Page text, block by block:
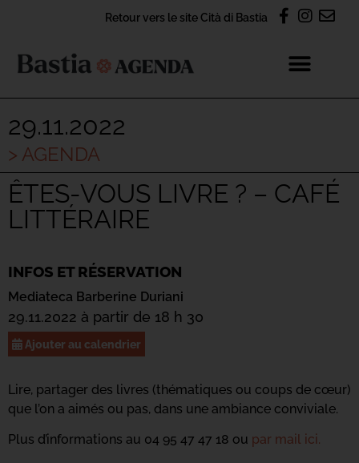
Retour vers le site Cità di Bastia
29.11.2022
> AGENDA
ÊTES-VOUS LIVRE ? – CAFÉ
LITTÉRAIRE
INFOS ET RÉSERVATION
Mediateca Barberine Duriani
29.11.2022 à partir de 18 h 30
Ajouter au calendrier
Lire, partager des livres (thématiques ou coups de cœur)
que l’on a aimés ou pas, dans une ambiance conviviale.
Plus d’informations au 04 95 47 47 18 ou par mail ici.